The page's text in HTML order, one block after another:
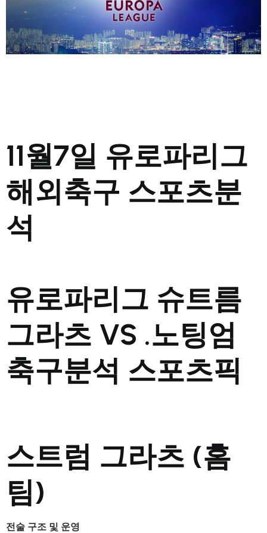
11월7일 유로파리그
해외축구 스포츠분
석
유로파리그 슈트름
그라츠 VS .노팅엄
축구분석 스포츠픽
스트럼 그라츠 (홈
팀)
전술 구조 및 운영